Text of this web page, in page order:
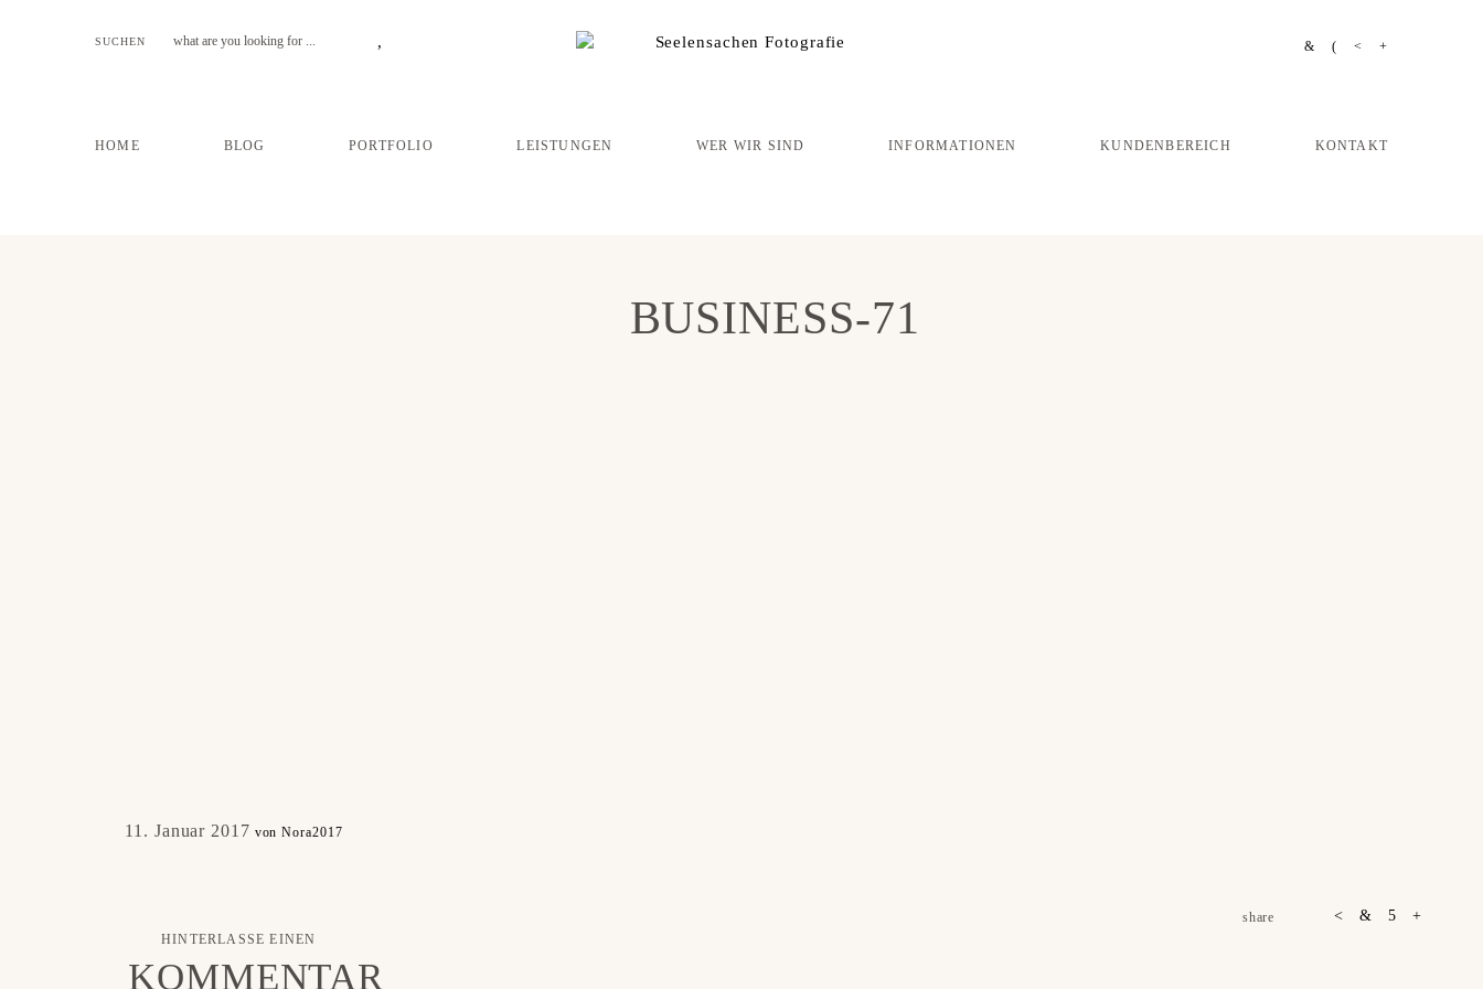
SUCHEN
HOME BLOG PORTFOLIO LEISTUNGEN WER WIR SIND INFORMATIONEN KUNDENBEREICH KONTAKT
BUSINESS-71
11. Januar 2017 von Nora2017
share
HINTERLASSE EINEN
KOMMENTAR